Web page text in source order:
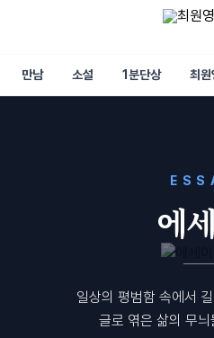
만남 소설 1분단상 최
에
일상의 평범함 속에서
글로 엮은 삶의 무